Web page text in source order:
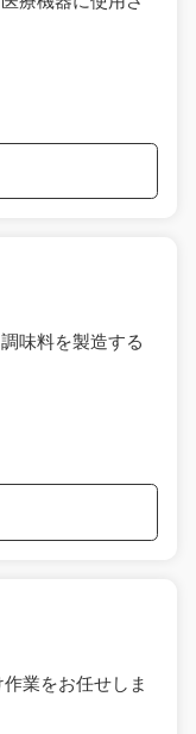
味料を製造する
業をお任せしま